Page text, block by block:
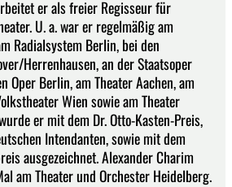
er als freier Regisseur für
U. a. war er regelmäßig am
Radialsystem Berlin, bei den
Herrenhausen, an der Staatsoper
Oper Berlin, am Theater Aachen, am
Wien sowie am Theater
er mit dem Dr. Otto-Kasten-Preis,
Intendanten, sowie mit dem
ausgezeichnet. Alexander Charim
am Theater und Orchester Heidelberg.